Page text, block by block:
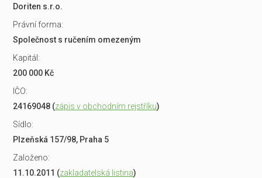
Doriten s.r.o.
Právní forma:
Společnost s ručením omezeným
Kapitál:
200 000 Kč
IČO:
24169048 (zápis v obchodním rejstříku)
Sídlo:
Plzeňská 157/98, Praha 5
Založeno:
11.10.2011 (zakladatelská listina)